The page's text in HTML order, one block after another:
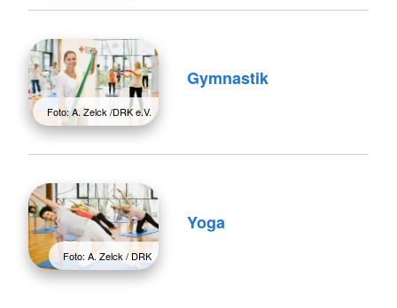
Foto: A. Zelck /DRK e.V.
Gymnastik
Foto: A. Zelck / DRK
Yoga